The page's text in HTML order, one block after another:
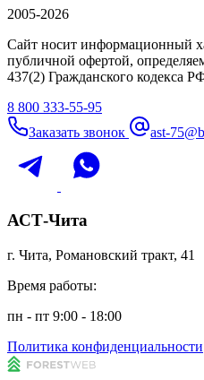
2005-2026
Сайт носит информационный
публичной офертой,
437(2) Гражданского кодекса
8 800 333-55-95
Заказать звонок
ast-
АСТ-Чита
г. Чита, Романовский тракт, 41
Время работы:
пн - пт 9:00 - 18:00
Политика конфиденциальности